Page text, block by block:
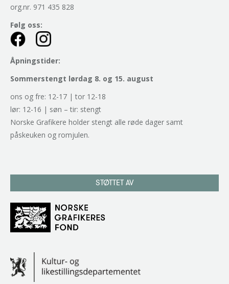
org.nr. 971 435 828
Følg oss:
Åpningstider:
Sommerstengt lørdag 8. og 15. august
ons og fre: 12-17 | tor 12-18
lør: 12-16 | søn – tir: stengt
Norske Grafikere holder stengt alle røde dager samt
påskeuken og romjulen.
STØTTET AV